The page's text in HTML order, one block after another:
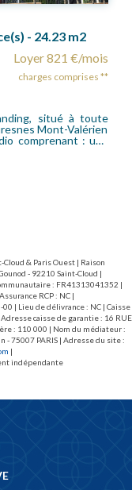
de 47,44 m²
coeur du centre ville
La Défense/St
d'entrée).
& Paris Ouest | Raison
- 92210 Saint-Cloud |
: FR41313041352 |
RCP : NC |
| Lieu de délivrance : NC | Caisse
caisse de garantie : 16 RUE
: 110 000 | Nom du médiateur :
- 75007 PARIS | Adresse du site :
|
indépendante